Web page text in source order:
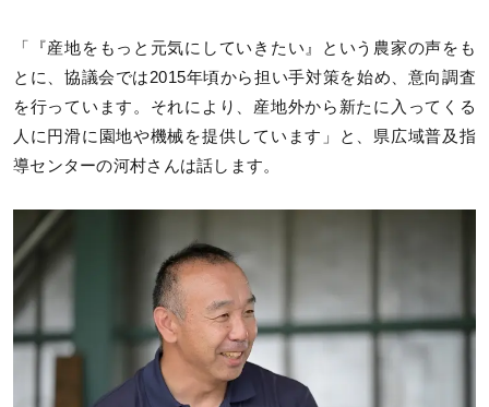
「『産地をもっと元気にしていきたい』という農家の声をも
とに、協議会では2015年頃から担い手対策を始め、意向調査
を行っています。それにより、産地外から新たに入ってくる
人に円滑に園地や機械を提供しています」と、県広域普及指
導センターの河村さんは話します。